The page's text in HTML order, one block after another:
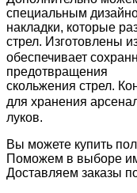
специальным
накладки, которые р
стрел. Изготовлены
обеспечивает
предотвращения
скольжения стрел.
для хранения
луков.
Вы можете купить
Поможем в выборе
Доставляем заказы